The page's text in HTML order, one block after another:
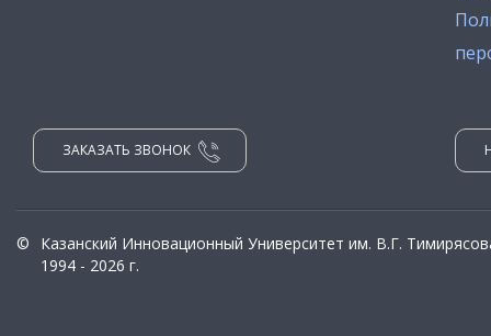
ЗАКАЗАТЬ ЗВОНОК
©
Казанский Инновационный Университет им. В.Г.
1994 - 2026 г.